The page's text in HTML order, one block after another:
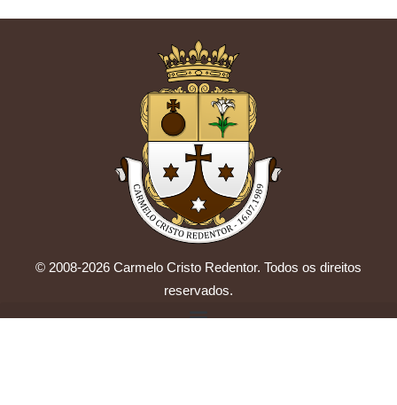
© 2008-2026 Carmelo Cristo Redentor. Todos os direitos
reservados.